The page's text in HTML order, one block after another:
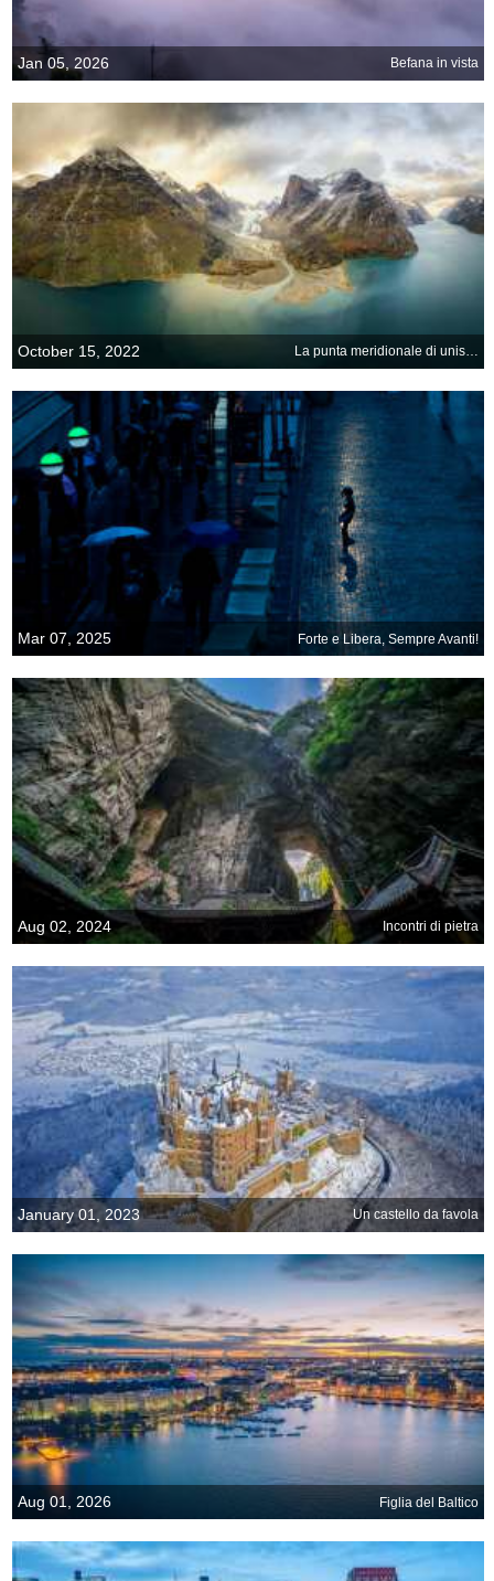
Jan 05, 2026 Befana in vista
October 15, 2022 La punta meridionale di unisola settentrionale
Mar 07, 2025 Forte e Libera, Sempre Avanti!
Aug 02, 2024 Incontri di pietra
January 01, 2023 Un castello da favola
Aug 01, 2026 Figlia del Baltico